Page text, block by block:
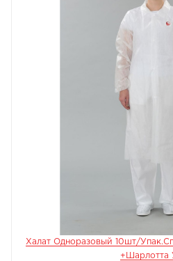
Халат Одноразовый 10шт/
+Шарлотта